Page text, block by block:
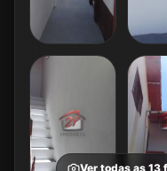
Ver todas as 13